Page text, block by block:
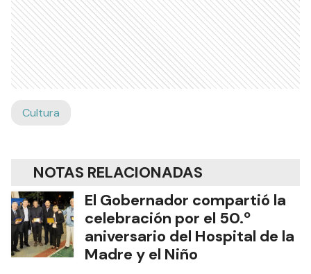
Cultura
NOTAS RELACIONADAS
El Gobernador compartió la
celebración por el 50.º
aniversario del Hospital de la
Madre y el Niño